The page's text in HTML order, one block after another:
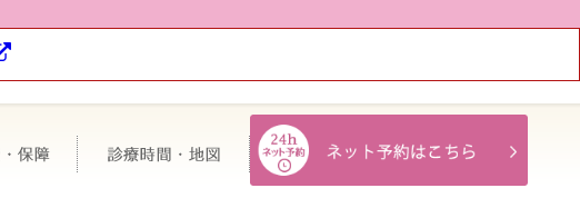
治療費・保証 診療時間・地図